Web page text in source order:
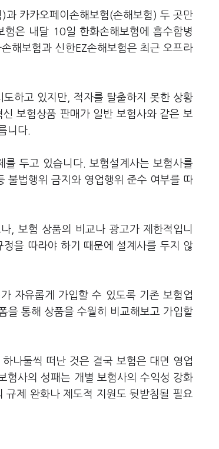
카카오페이손해보험(손해보험) 두 곳만
은 내달 10일 한화손해보험에 흡수합병
해보험과 신한EZ손해보험은 최근 오프라
하고 있지만, 적자를 탈출하지 못한 상황
보험상품 판매가 일반 보험사와 같은 보
니다.
두고 있습니다. 보험설계사는 보험사를
불법행위 금지와 영업행위 준수 여부를 따
, 보험 상품의 비교나 광고가 제한적입니
을 따라야 하기 때문에 설계사를 두지 않
자유롭게 가입할 수 있도록 기존 보험업
을 통해 상품을 수월히 비교해보고 가입할
나둘씩 떠난 것은 결국 보험은 대면 영업
험사의 성패는 개별 보험사의 수익성 강화
제 완화나 제도적 지원도 뒷받침될 필요